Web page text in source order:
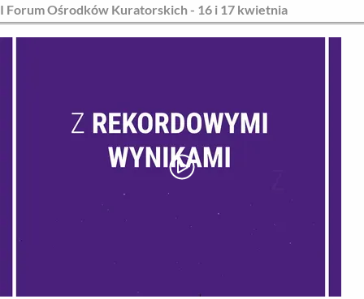
I Forum Ośrodków Kuratorskich - 16 i 17 kwietnia